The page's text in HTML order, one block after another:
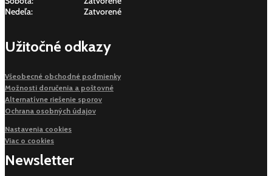
Nedeľa:
Zatvorené
Užitočné odkazy
Všeobecné obchodné podmienky
Možnosti doručenia a poštovné
Alternatívne riešenie sporov
Ochrana osobných údajov
Nastavenia cookies
Viac o cookies
Newsletter